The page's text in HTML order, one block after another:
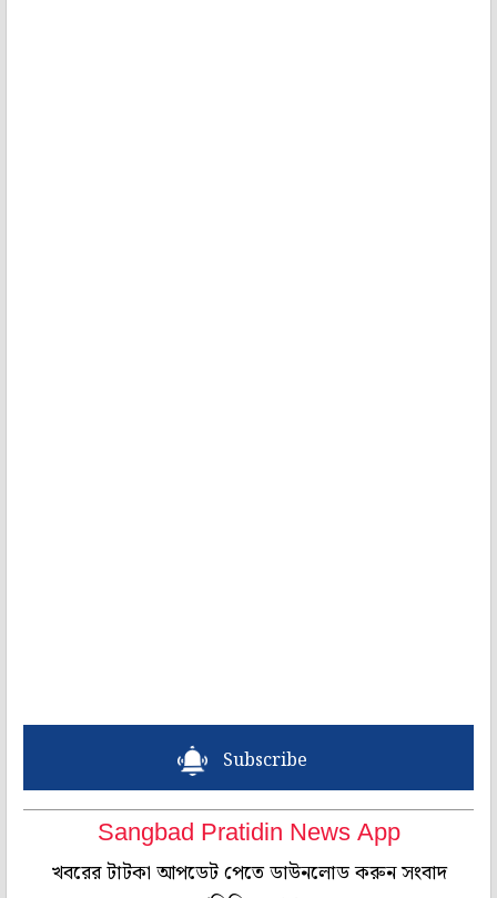
Subscribe
Sangbad Pratidin News App
খবরের টাটকা আপডেট পেতে ডাউনলোড করুন সংবাদ